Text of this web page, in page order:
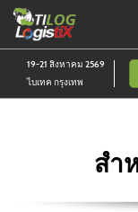
Skip
to
content
19-21 สิงหาคม 2569
ไบเทค กรุงเทพ
สำ